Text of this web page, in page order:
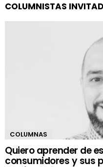
COLUMNISTAS
COLUMNAS
Quiero aprender de
consumidores y sus